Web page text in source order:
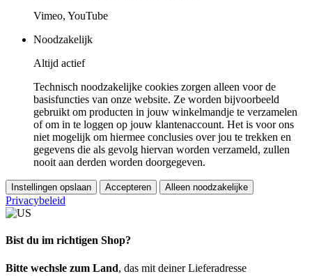
Vimeo, YouTube
Noodzakelijk
Altijd actief
Technisch noodzakelijke cookies zorgen alleen voor de
basisfuncties van onze website. Ze worden bijvoorbeeld
gebruikt om producten in jouw winkelmandje te verzamelen
of om in te loggen op jouw klantenaccount. Het is voor ons
niet mogelijk om hiermee conclusies over jou te trekken en
gegevens die als gevolg hiervan worden verzameld, zullen
nooit aan derden worden doorgegeven.
Instellingen opslaan Accepteren Alleen noodzakelijke
Privacybeleid
Bist du im richtigen Shop?
Bitte wechsle zum Land, das mit deiner Lieferadresse